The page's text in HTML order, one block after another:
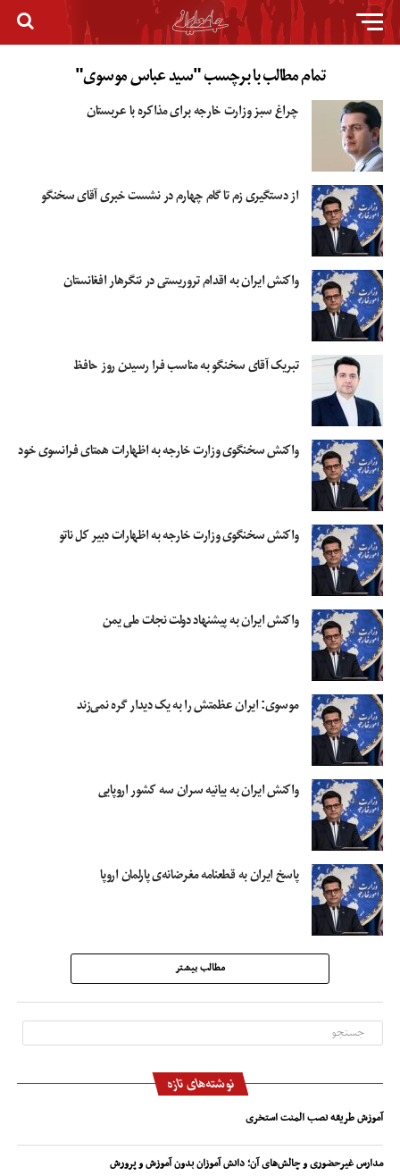
تمام مطالب با برچسب "سید عباس موسوی"
چراغ سبز وزارت خارجه برای مذاکره با عربستان
از دستگیری زم تا گام چهارم در نشست خبری آقای سخنگو
واکنش ایران به اقدام تروریستی در ننگرهار افغانستان
تبریک آقای سخنگو به مناسب فرا رسیدن روز حافظ
واکنش سخنگوی وزارت خارجه به اظهارات همتای فرانسوی خود
واکنش سخنگوی وزارت خارجه به اظهارات دبیر کل ناتو
واکنش ایران به پیشنهاد دولت نجات ملی یمن
موسوی: ایران عظمتش را به یک دیدار گره نمی‌زند
واکنش ایران به بیانیه سران سه کشور اروپایی
پاسخ ایران به قطعنامه‌ مغرضانه‌ی پارلمان اروپا
مطالب بیشتر
نوشته‌های تازه
آموزش طریقه نصب المنت استخری
مدارس غیرحضوری و چالش‌های آن؛ دانش آموزان بدون آموزش و پرورش